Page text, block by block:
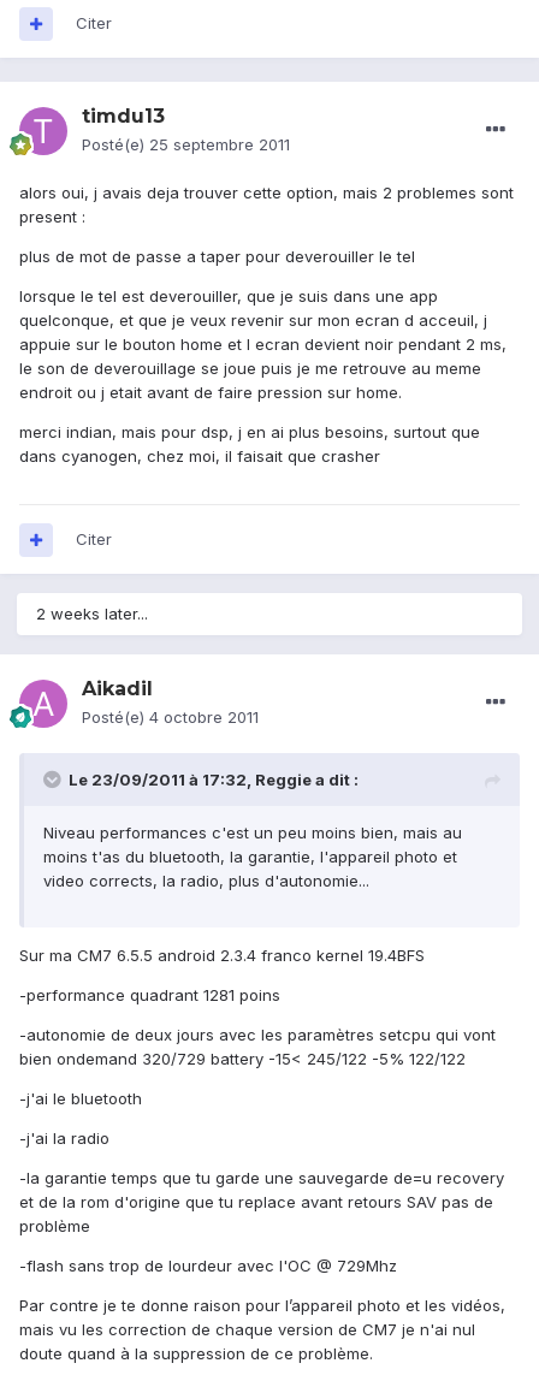
Citer
timdu13
Posté(e) 25 septembre 2011
alors oui, j avais deja trouver cette option, mais 2 problemes sont
present :
plus de mot de passe a taper pour deverouiller le tel
lorsque le tel est deverouiller, que je suis dans une app
quelconque, et que je veux revenir sur mon ecran d acceuil, j
appuie sur le bouton home et l ecran devient noir pendant 2 ms,
le son de deverouillage se joue puis je me retrouve au meme
endroit ou j etait avant de faire pression sur home.
merci indian, mais pour dsp, j en ai plus besoins, surtout que
dans cyanogen, chez moi, il faisait que crasher
Citer
2 weeks later...
Aikadil
Posté(e) 4 octobre 2011
Le 23/09/2011 à 17:32, Reggie a dit :
Niveau performances c'est un peu moins bien, mais au
moins t'as du bluetooth, la garantie, l'appareil photo et
video corrects, la radio, plus d'autonomie...
Sur ma CM7 6.5.5 android 2.3.4 franco kernel 19.4BFS
-performance quadrant 1281 poins
-autonomie de deux jours avec les paramètres setcpu qui vont
bien ondemand 320/729 battery -15< 245/122 -5% 122/122
-j'ai le bluetooth
-j'ai la radio
-la garantie temps que tu garde une sauvegarde de=u recovery
et de la rom d'origine que tu replace avant retours SAV pas de
problème
-flash sans trop de lourdeur avec l'OC @ 729Mhz
Par contre je te donne raison pour l’appareil photo et les vidéos,
mais vu les correction de chaque version de CM7 je n'ai nul
doute quand à la suppression de ce problème.